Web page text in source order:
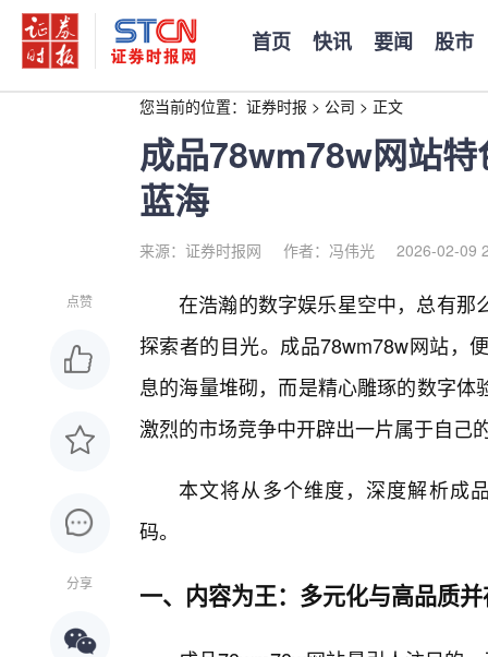
首页 快讯 要闻 股市
您当前的位置： 证券时报 > 公司 > 正文
成品78wm78w网站
蓝海
来源：证券时报网 作者：冯伟光 2026-02-09
点赞
分享
在浩瀚的数字娱乐星空中，总有那
探索者的目光。成品78wm78w网站，
息的海量堆砌，而是精心雕琢的数字
激烈的市场竞争中开辟出一片属于自己
本文将从多个维度，深度解析成
码。
一、内容为王：多元化与高品质